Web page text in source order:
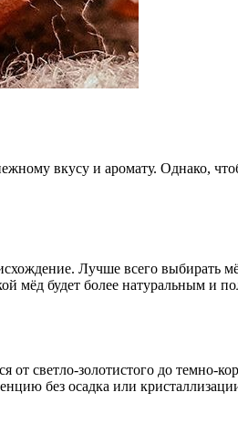
вкусу и аромату. Однако,
Лучше всего выбирать
мёд будет более натуральным и
светло-золотистого до темно-
без осадка или